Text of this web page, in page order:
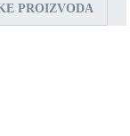
PROIZVODA